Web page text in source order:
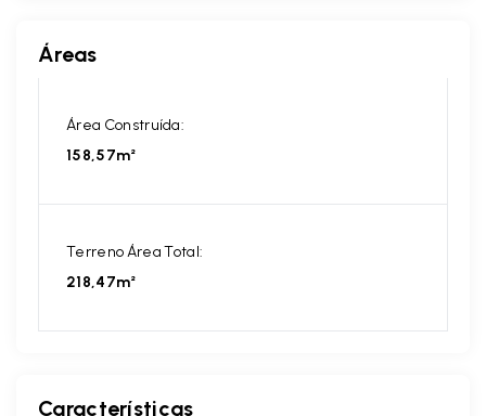
Áreas
Área Construída:
158,57m²
Terreno Área Total:
218,47m²
Características